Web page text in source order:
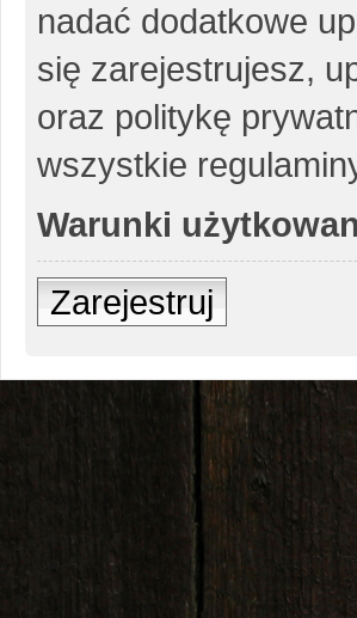
nadać dodatkowe
się zarejestrujesz,
oraz politykę
wszystkie
Warunki
Zarejestruj